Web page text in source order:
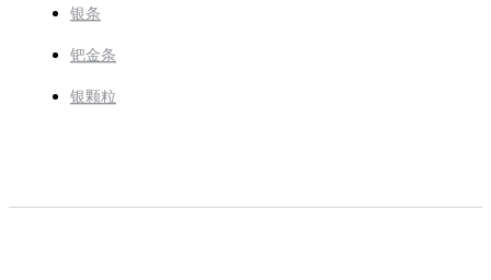
银条
钯金条
银颗粒